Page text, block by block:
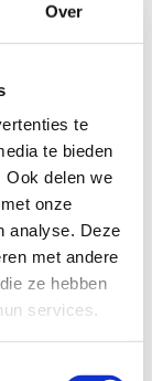
Over
te
te bieden
Ook delen we
onze
analyse. Deze
met andere
ze hebben
services.